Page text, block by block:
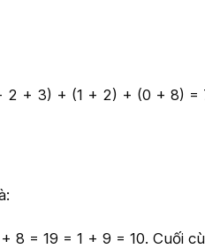
2 + 3) + (1 + 2) + (0 + 8) =
= 19 = 1 + 9 = 10. Cuối